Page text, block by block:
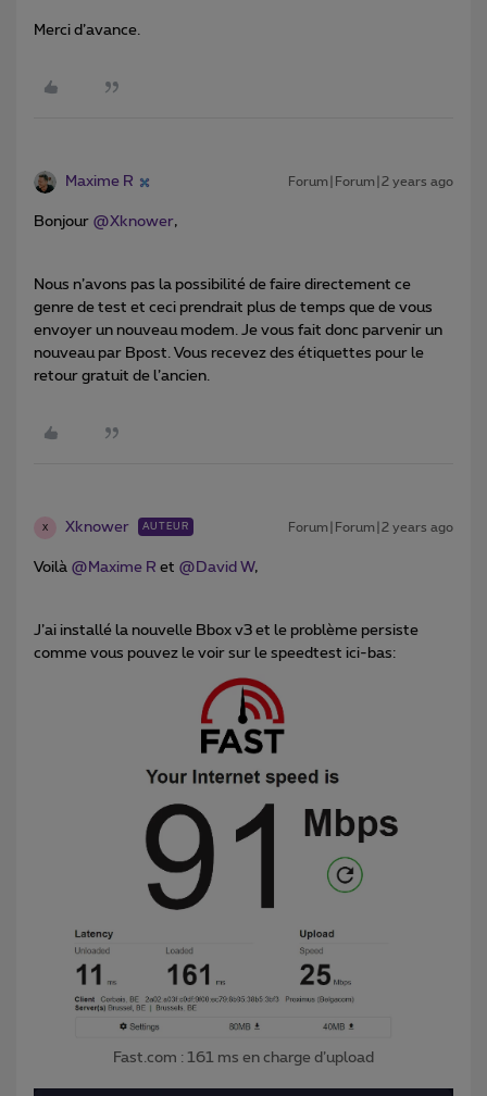
Merci d’avance.
Maxime R Forum|Forum|2 years ago
Bonjour @Xknower,
Nous n’avons pas la possibilité de faire directement ce
genre de test et ceci prendrait plus de temps que de vous
envoyer un nouveau modem. Je vous fait donc parvenir un
nouveau par Bpost. Vous recevez des étiquettes pour le
retour gratuit de l’ancien.
X Xknower AUTEUR Forum|Forum|2 years ago
Voilà @Maxime R et @David W,
J’ai installé la nouvelle Bbox v3 et le problème persiste
comme vous pouvez le voir sur le speedtest ici-bas:
Fast.com : 161 ms en charge d’upload